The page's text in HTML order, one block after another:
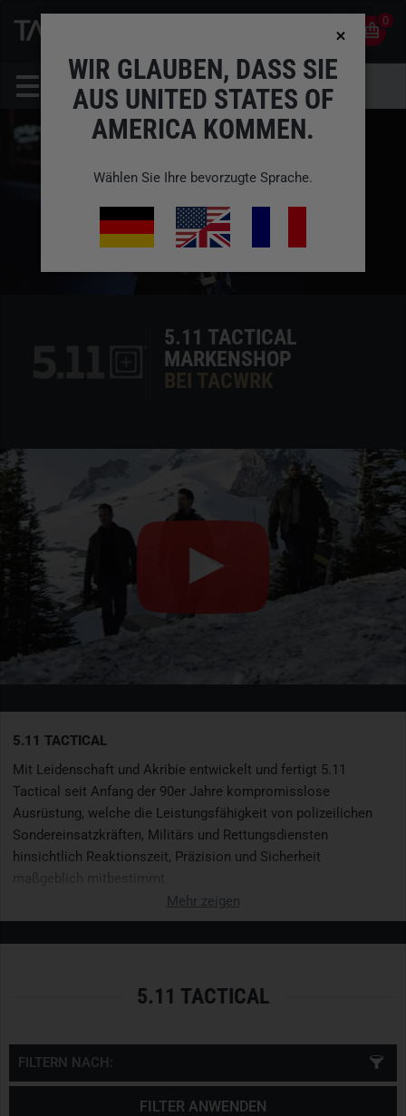
0
5.11 TACTICAL
MARKENSHOP
BEI TACWRK
5.11 TACTICAL
Mit Leidenschaft und Akribie entwickelt und fertigt 5.11
Tactical seit Anfang der 90er Jahre kompromisslose
Ausrüstung, welche die Leistungsfähigkeit von polizeilichen
Sondereinsatzkräften, Militärs und Rettungsdiensten
hinsichtlich Reaktionszeit, Präzision und Sicherheit
Mehr zeigen
5.11 TACTICAL
FILTERN NACH:
FILTER ANWENDEN
WIR GLAUBEN, DASS SIE
AUS UNITED STATES OF
AMERICA KOMMEN.
Wählen Sie Ihre bevorzugte Sprache.